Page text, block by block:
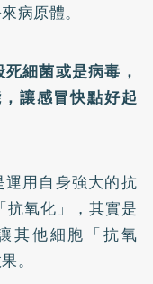
病原體。
細菌或是病毒，
讓感冒快點好起
用自身強大的抗
抗氧化」，其實是
其他細胞「抗氧
。